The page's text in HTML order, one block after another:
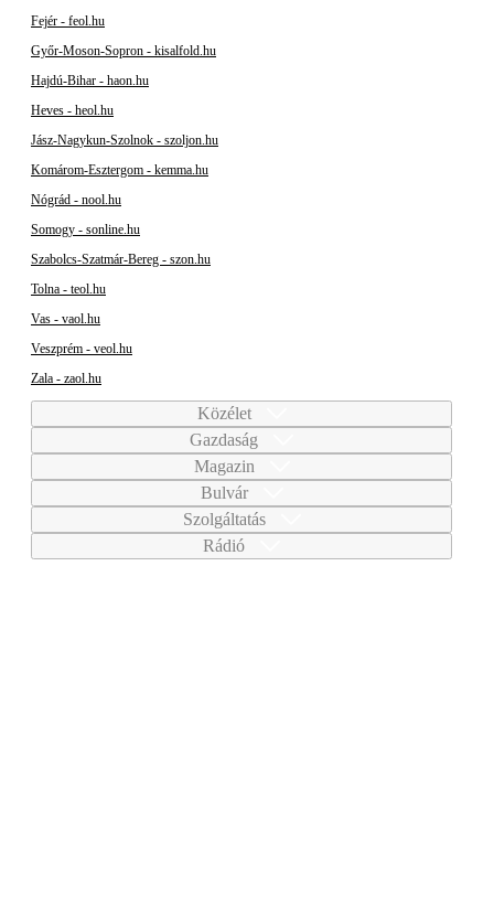
Fejér - feol.hu
Győr-Moson-Sopron - kisalfold.hu
Hajdú-Bihar - haon.hu
Heves - heol.hu
Jász-Nagykun-Szolnok - szoljon.hu
Komárom-Esztergom - kemma.hu
Nógrád - nool.hu
Somogy - sonline.hu
Szabolcs-Szatmár-Bereg - szon.hu
Tolna - teol.hu
Vas - vaol.hu
Veszprém - veol.hu
Zala - zaol.hu
Közélet
Gazdaság
Magazin
Bulvár
Szolgáltatás
Rádió